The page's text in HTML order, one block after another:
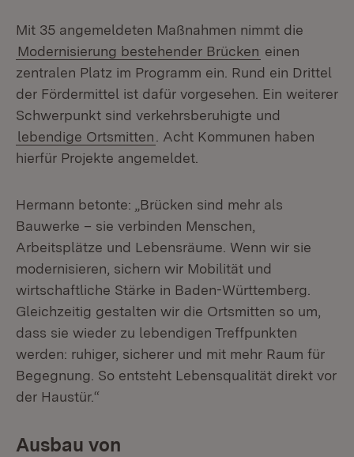
Mit 35 angemeldeten Maßnahmen nimmt die
Modernisierung bestehender Brücken einen
zentralen Platz im Programm ein. Rund ein Drittel
der Fördermittel ist dafür vorgesehen. Ein weiterer
Schwerpunkt sind verkehrsberuhigte und
lebendige Ortsmitten
. Acht Kommunen haben
hierfür Projekte angemeldet.
Hermann betonte: „Brücken sind mehr als
Bauwerke – sie verbinden Menschen,
Arbeitsplätze und Lebensräume. Wenn wir sie
modernisieren, sichern wir Mobilität und
wirtschaftliche Stärke in Baden-Württemberg.
Gleichzeitig gestalten wir die Ortsmitten so um,
dass sie wieder zu lebendigen Treffpunkten
werden: ruhiger, sicherer und mit mehr Raum für
Begegnung. So entsteht Lebensqualität direkt vor
der Haustür.“
Ausbau von